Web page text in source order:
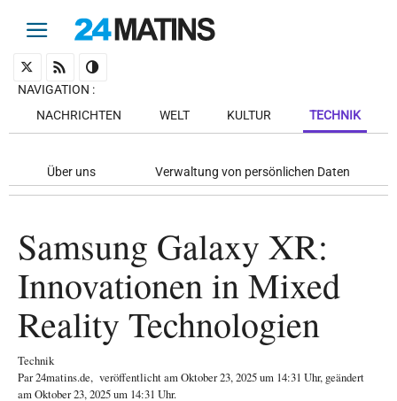
NAVIGATION :
NACHRICHTEN
WELT KULTUR TECHNIK
Über uns Verwaltung von persönlichen Daten
Samsung Galaxy XR:
Innovationen in Mixed
Reality Technologien
Technik
Par24matins.de, veröffentlicht amOktober 23, 2025um 14:31 Uhr, geändert
am Oktober 23, 2025 um 14:31 Uhr.